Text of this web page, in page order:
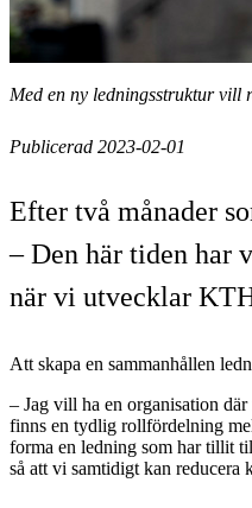
Med en ny ledningsstruktur vill
Publicerad 2023-02-01
Efter två månader
– Den här tiden har
när vi utvecklar
Att skapa en sammanhållen
– Jag vill ha en organisation
finns en tydlig rollfördelning
forma en ledning som har tillit
så att vi samtidigt kan reducera